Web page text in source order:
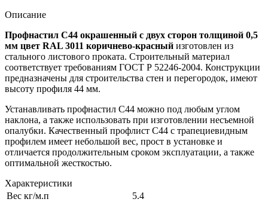
Описание
Профнастил С44 окрашенный с двух сторон толщиной 0,5
мм цвет RAL 3011 коричнево-красный изготовлен из
стального листового проката. Строительный материал
соответствует требованиям ГОСТ Р 52246-2004. Конструкции
предназначены для строительства стен и перегородок, имеют
высоту профиля 44 мм.
Устанавливать профнастил С44 можно под любым углом
наклона, а также использовать при изготовлении несъемной
опалубки. Качественный профлист С44 с трапециевидным
профилем имеет небольшой вес, прост в установке и
отличается продолжительным сроком эксплуатации, а также
оптимальной жесткостью.
Характеристики
Вес кг/м.п
5.4